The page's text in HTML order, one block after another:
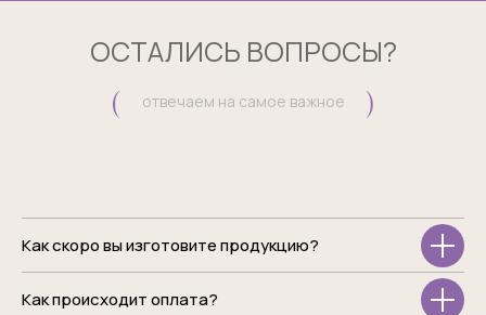
ОСТАЛИСЬ ВОПРОСЫ?
отвечаем на самое важное
Как скоро вы изготовите продукцию?
Как происходит оплата?